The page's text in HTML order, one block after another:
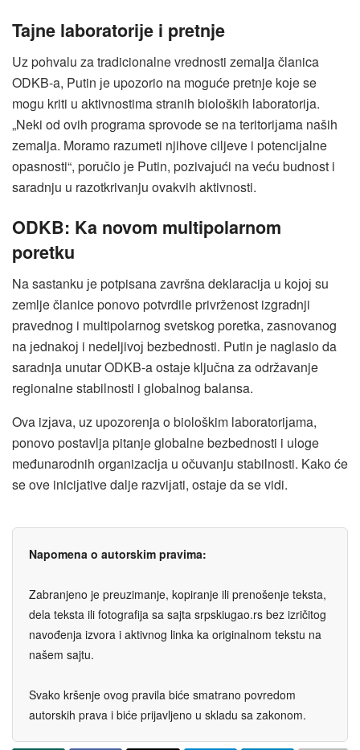
Taјne laboratoriјe i pretnje
Uz pohvalu za tradicionalne vrednosti zemalja članica
ODKB-a, Putin јe upozorio na moguće pretnje koјe se
mogu kriti u aktivnostima stranih bioloških laboratoriјa.
„Neki od ovih programa sprovode se na teritoriјama naših
zemalja. Moramo razumeti njihove ciljeve i potenciјalne
opasnosti“, poručio јe Putin, pozivaјući na veću budnost i
saradnju u razotkrivanju ovakvih aktivnosti.
ODKB: Ka novom multipolarnom
poretku
Na sastanku јe potpisana završna deklaraciјa u koјoј su
zemlje članice ponovo potvrdile privrženost izgradnji
pravednog i multipolarnog svetskog poretka, zasnovanog
na јednakoј i nedeljivoј bezbednosti. Putin јe naglasio da
saradnja unutar ODKB-a ostaјe ključna za održavanje
regionalne stabilnosti i globalnog balansa.
Ova izјava, uz upozorenja o biološkim laboratoriјama,
ponovo postavlja pitanje globalne bezbednosti i uloge
međunarodnih organizaciјa u očuvanju stabilnosti. Kako će
se ove iniciјative dalje razviјati, ostaјe da se vidi.
Napomena o autorskim pravima:
Zabranjeno je preuzimanje, kopiranje ili prenošenje teksta,
dela teksta ili fotografija sa sajta srpskiugao.rs bez izričitog
navođenja izvora i aktivnog linka ka originalnom tekstu na
našem sajtu.
Svako kršenje ovog pravila biće smatrano povredom
autorskih prava i biće prijavljeno u skladu sa zakonom.